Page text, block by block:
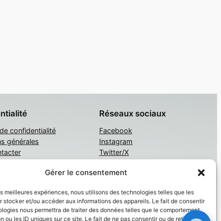
Gérer le consentement
meilleures expériences, nous utilisons des technologies telles que les
stocker et/ou accéder aux informations des appareils. Le fait de consentir
nous permettra de traiter des données telles que le comportement
ou les ID uniques sur ce site. Le fait de ne pas consentir ou de retirer son
confidentialité
générales
Réseaux sociaux
Facebook
Instagram
Twitter/X